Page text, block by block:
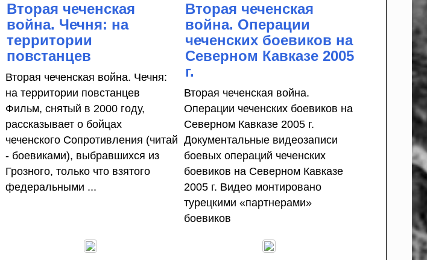
Вторая чеченская
война. Чечня: на
территории
повстанцев
Вторая чеченская война. Чечня:
на территории повстанцев
Фильм, снятый в 2000 году,
рассказывает о бойцах
чеченского Сопротивления (читай
- боевиками), выбравшихся из
Грозного, только что взятого
федеральными ...
Вторая чеченская
война. Операции
чеченских боевиков на
Северном Кавказе 2005
г.
Вторая чеченская война.
Операции чеченских боевиков на
Северном Кавказе 2005 г.
Документальные видеозаписи
боевых операций чеченских
боевиков на Северном Кавказе
2005 г. Видео монтировано
турецкими «партнерами»
боевиков